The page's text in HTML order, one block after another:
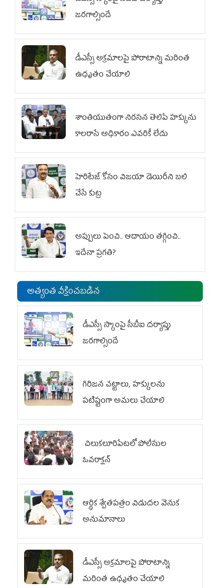
జరగాల్సిందే
డీఎస్సీ అక్రమాలపై పోరాటాన్ని మరింత
ఉధృతం చేయాలి
శాంతియుతంగా నిరసన తెలిపే హక్కును
కాలరాసే అధికారం ఎవరికీ లేదు
హెరిటేజ్ కోసం విజయా డెయిరీని బలి
చేసే కుట్ర‌
అప్పులు పెంచి.. ఆదాయం తగ్గించి..
ఇదేనా ప్రగతి?
అత్యంత వీక్షించబడిన
డీఎస్సీ స్కాంపై సీబీఐ దర్యాప్తు
జరగాల్సిందే
గిరిజన చట్టాలు, హక్కులను
పటిష్టంగా అమలు చేయాలి
చిలుక‌లూరిపేట‌లో పోలీసుల
ఓవ‌రాక్ష‌న్‌
ఆర్థిక శ్వేతపత్రం విడుదల వెనుక
అనుమానాలు
డీఎస్సీ అక్రమాలపై పోరాటాన్ని
మరింత ఉధృతం చేయాలి